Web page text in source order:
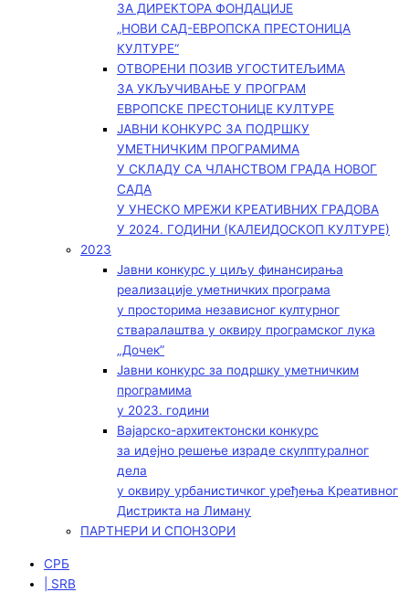
ЗА ДИРЕКТОРА ФОНДАЦИЈЕ
„НОВИ САД-ЕВРОПСКА ПРЕСТОНИЦА
КУЛТУРЕ“
ОТВОРЕНИ ПОЗИВ УГОСТИТЕЉИМА
ЗА УКЉУЧИВАЊЕ У ПРОГРАМ
ЕВРОПСКЕ ПРЕСТОНИЦЕ КУЛТУРЕ
ЈАВНИ КОНКУРС ЗА ПОДРШКУ
УМЕТНИЧКИМ ПРОГРАМИМА
У СКЛАДУ СА ЧЛАНСТВОМ ГРАДА НОВОГ
САДА
У УНЕСКО МРЕЖИ КРЕАТИВНИХ ГРАДОВА
У 2024. ГОДИНИ (КАЛЕИДОСКОП КУЛТУРЕ)
2023
Јавни конкурс у циљу финансирања
реализације уметничких програма
у просторима независног културног
стваралаштва у оквиру програмског лука
„Дочек”
Јавни конкурс за подршку уметничким
програмима
у 2023. години
Вајарско-архитектонски конкурс
за идејно решење израде скулптуралног
дела
у оквиру урбанистичког уређења Креативног
Дистрикта на Лиману
ПАРТНЕРИ И СПОНЗОРИ
СРБ
| SRB